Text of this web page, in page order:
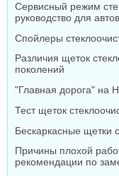
Сервисный режим
руководство для
Спойлеры
Различия щеток
поколений
"Главная дорога" на
Тест щеток
Бескаркасные щетки
Причины плохой
рекомендации по